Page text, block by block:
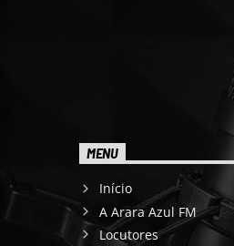
MENU
Início
A Arara Azul FM
Locutores